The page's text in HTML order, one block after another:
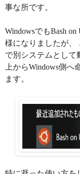
事な所です。
WindowsでもBash
様になりましたが、
で別システムとして
上からWindows側
ます。